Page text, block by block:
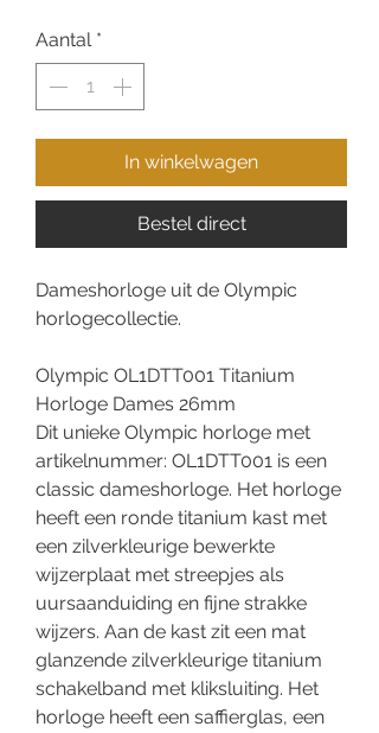
Aantal *
In winkelwagen
Bestel direct
Dameshorloge uit de Olympic
horlogecollectie.
Olympic OL1DTT001 Titanium
Horloge Dames 26mm
Dit unieke Olympic horloge met
artikelnummer: OL1DTT001 is een
classic dameshorloge. Het horloge
heeft een ronde titanium kast met
een zilverkleurige bewerkte
wijzerplaat met streepjes als
uursaanduiding en fijne strakke
wijzers. Aan de kast zit een mat
glanzende zilverkleurige titanium
schakelband met kliksluiting. Het
horloge heeft een saffierglas, een